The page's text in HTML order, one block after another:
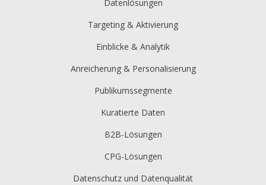
Datenlösungen
Targeting & Aktivierung
Einblicke & Analytik
Anreicherung & Personalisierung
Publikumssegmente
Kuratierte Daten
B2B-Lösungen
CPG-Lösungen
Datenschutz und Datenqualität